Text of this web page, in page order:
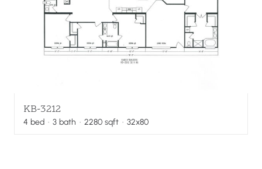
KB-3212
4 bed · 3 bath · 2280 sqft· 32x80